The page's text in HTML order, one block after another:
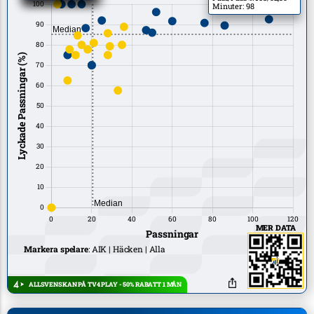
Minuter: 98
Markera spelare:AIK Häcken Alla
ALLSVENSKAN PÅ TV4 PLAY - 50% RABATT 1 MÅN
MER DATA